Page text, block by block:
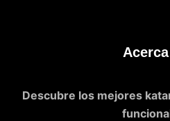
Descubre los mejores